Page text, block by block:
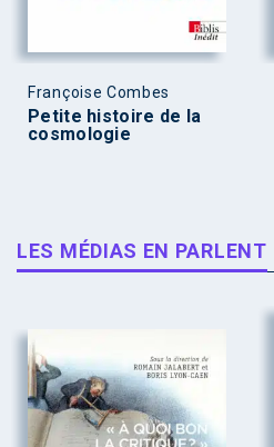
Françoise Combes
Petite histoire de la
cosmologie
LES MÉDIAS EN PARLENT